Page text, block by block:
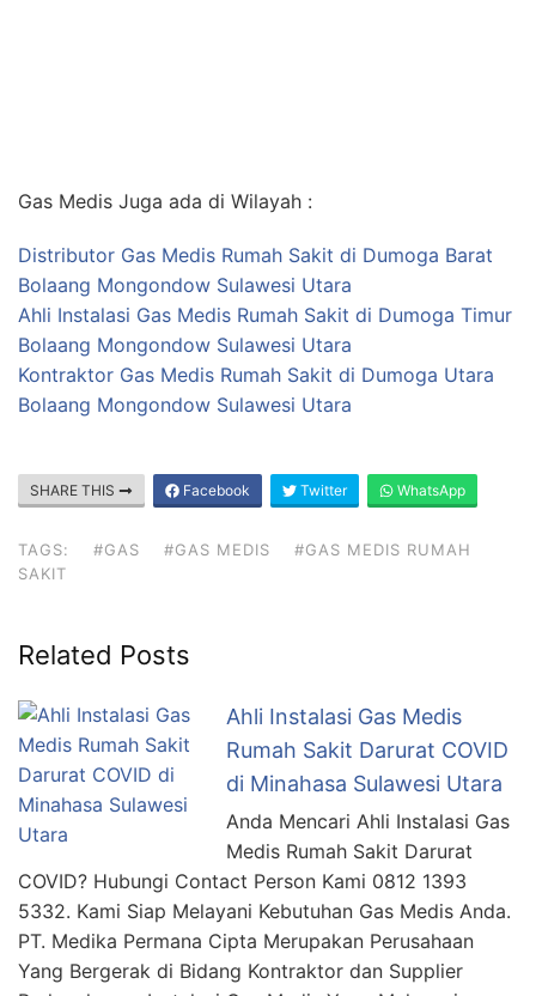
Gas Medis Juga ada di Wilayah :
Distributor Gas Medis Rumah Sakit di Dumoga Barat
Bolaang Mongondow Sulawesi Utara
Ahli Instalasi Gas Medis Rumah Sakit di Dumoga Timur
Bolaang Mongondow Sulawesi Utara
Kontraktor Gas Medis Rumah Sakit di Dumoga Utara
Bolaang Mongondow Sulawesi Utara
SHARE THIS Facebook Twitter WhatsApp
TAGS: #GAS #GAS MEDIS
#GAS MEDIS RUMAH
SAKIT
Related Posts
Ahli Instalasi Gas Medis
Rumah Sakit Darurat COVID
di Minahasa Sulawesi Utara
Anda Mencari Ahli Instalasi Gas
Medis Rumah Sakit Darurat
COVID? Hubungi Contact Person Kami 0812 1393
5332. Kami Siap Melayani Kebutuhan Gas Medis Anda.
PT. Medika Permana Cipta Merupakan Perusahaan
Yang Bergerak di Bidang Kontraktor dan Supplier